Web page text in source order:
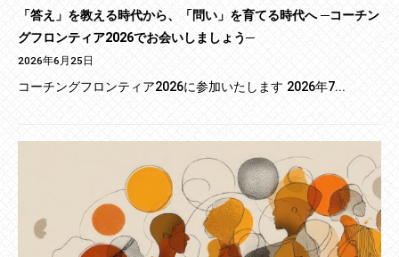
「答え」を教える時代から、「問い」を育てる時代へ ─コーチン
グフロンティア2026でお会いしましょう─
2026年6月25日
コーチングフロンティア2026に参加いたします 2026年7...